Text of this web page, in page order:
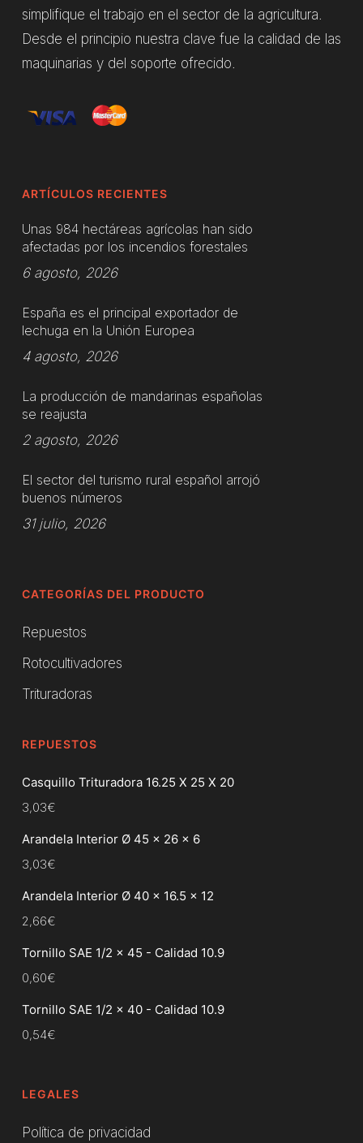
simplifique el trabajo en el sector de la agricultura.
Desde el principio nuestra clave fue la calidad de las
maquinarias y del soporte ofrecido.
ARTÍCULOS RECIENTES
Unas 984 hectáreas agrícolas han sido
afectadas por los incendios forestales
6 agosto, 2026
España es el principal exportador de
lechuga en la Unión Europea
4 agosto, 2026
La producción de mandarinas españolas
se reajusta
2 agosto, 2026
El sector del turismo rural español arrojó
buenos números
31 julio, 2026
CATEGORÍAS DEL PRODUCTO
Repuestos
Rotocultivadores
Trituradoras
REPUESTOS
Casquillo Trituradora 16.25 X 25 X 20
3,03€
Arandela Interior Ø 45 x 26 x 6
3,03€
Arandela Interior Ø 40 x 16.5 x 12
2,66€
Tornillo SAE 1/2 x 45 - Calidad 10.9
0,60€
Tornillo SAE 1/2 x 40 - Calidad 10.9
0,54€
LEGALES
Política de privacidad